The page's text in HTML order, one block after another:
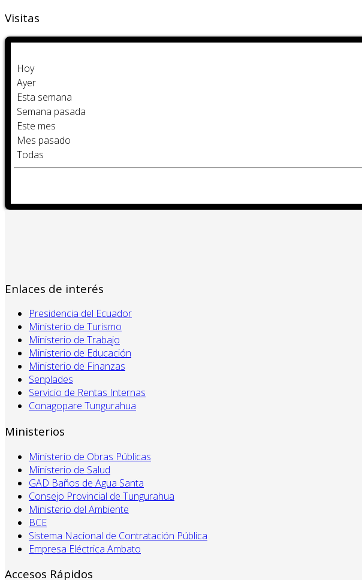
Visitas
Hoy
Ayer
Esta semana
Semana pasada
Este mes
Mes pasado
Todas
Enlaces de interés
Presidencia del Ecuador
Ministerio de Turismo
Ministerio de Trabajo
Ministerio de Educación
Ministerio de Finanzas
Senplades
Servicio de Rentas Internas
Conagopare Tungurahua
Ministerios
Ministerio de Obras Públicas
Ministerio de Salud
GAD Baños de Agua Santa
Consejo Provincial de Tungurahua
Ministerio del Ambiente
BCE
Sistema Nacional de Contratación Pública
Empresa Eléctrica Ambato
Accesos Rápidos